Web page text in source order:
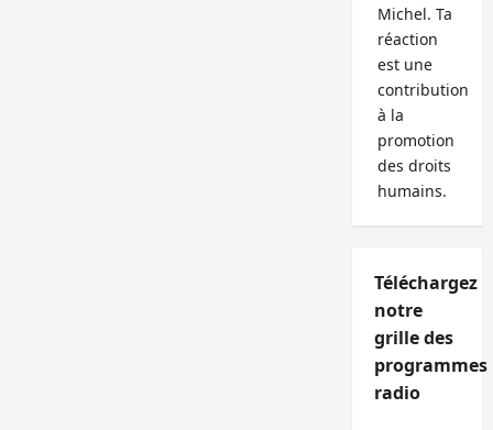
Michel. Ta
réaction
est une
contribution
à la
promotion
des droits
humains.
Téléchargez
notre
grille des
programmes
radio